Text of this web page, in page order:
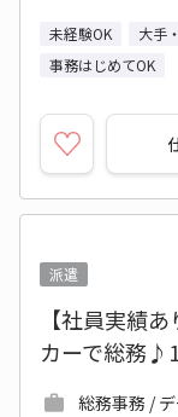
未経験OK 大手
事務はじめてOK
派遣
【社員実績
カーで総務
総務事務 /